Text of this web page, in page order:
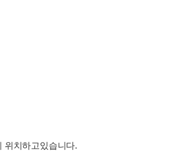
위치하고있습니다.